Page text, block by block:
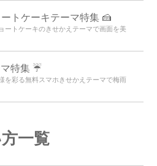
トケーキテーマ特集 🍰
ートケーキのきせかえテーマで画面を美
特集 ☔
を彩る無料スマホきせかえテーマで梅雨
一覧